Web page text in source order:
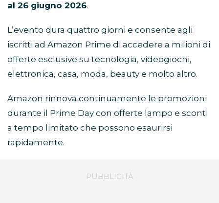
al 26 giugno 2026.
L’evento dura quattro giorni e consente agli
iscritti ad Amazon Prime di accedere a milioni di
offerte esclusive su tecnologia, videogiochi,
elettronica, casa, moda, beauty e molto altro.
Amazon rinnova continuamente le promozioni
durante il Prime Day con offerte lampo e sconti
a tempo limitato che possono esaurirsi
rapidamente.